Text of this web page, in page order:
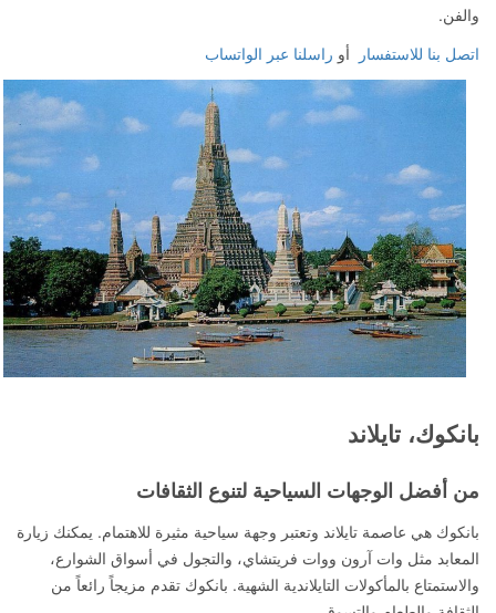
والفن.
اتصل بنا للاستفسار
أو راسلنا عبر الواتساب
بانكوك، تايلاند
من أفضل الوجهات السياحية لتنوع الثقافات
بانكوك هي عاصمة تايلاند وتعتبر وجهة سياحية مثيرة للاهتمام. يمكنك زيارة
المعابد مثل وات آرون ووات فريتشاي، والتجول في أسواق الشوارع،
والاستمتاع بالمأكولات التايلاندية الشهية. بانكوك تقدم مزيجاً رائعاً من